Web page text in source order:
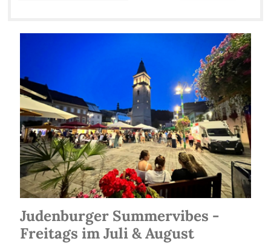
Judenburger Summervibes -
Freitags im Juli & August